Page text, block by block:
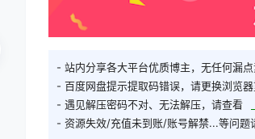
- 站内分享各大平台优质博主，无任何漏点
- 百度网盘提示提取码错误，请更换浏览器
- 遇见解压密码不对、无法解压，请查看
- 资源失效/充值未到账/账号解禁...等问题